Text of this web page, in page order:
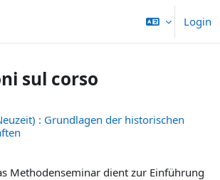
Login
sul corso
: Grundlagen der historischen
Methodenseminar dient zur Einführung